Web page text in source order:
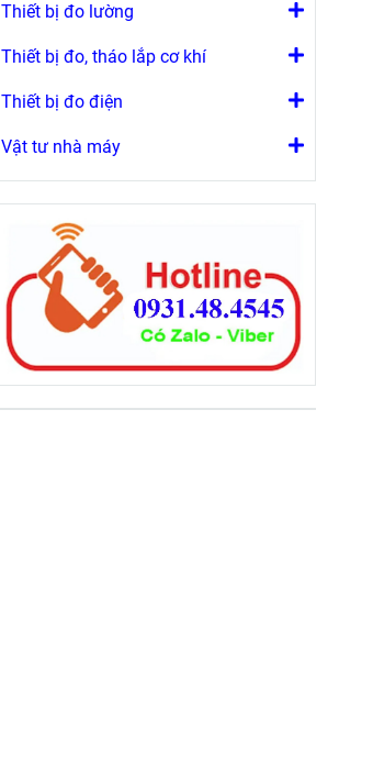
Thiết bị đo lường
Thiết bị đo, tháo lắp cơ khí
Thiết bị đo điện
Vật tư nhà máy